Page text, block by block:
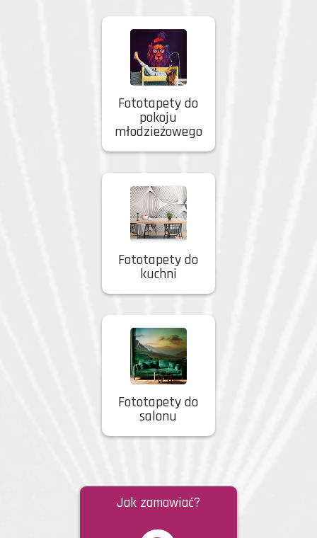
Fototapety do
pokoju
młodzieżowego
Fototapety do
kuchni
Fototapety do
salonu
Jak zamawiać?